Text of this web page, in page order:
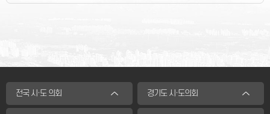
전국 시·도 의회 경기도 시·도의회